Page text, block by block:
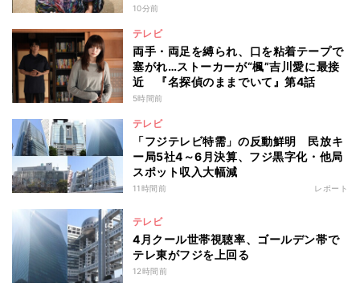
10分前
テレビ
両手・両足を縛られ、口を粘着テープで
塞がれ…ストーカーが“楓”吉川愛に最接
近 『名探偵のままでいて』第4話
5時間前
テレビ
「フジテレビ特需」の反動鮮明 民放キ
ー局5社4～6月決算、フジ黒字化・他局
スポット収入大幅減
11時間前 レポート
テレビ
4月クール世帯視聴率、ゴールデン帯で
テレ東がフジを上回る
12時間前